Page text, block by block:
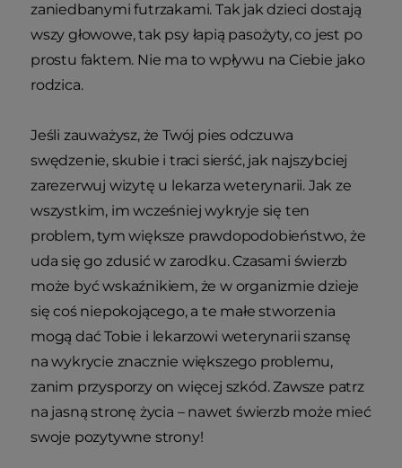
zaniedbanymi futrzakami. Tak jak dzieci dostają
wszy głowowe, tak psy łapią pasożyty, co jest po
prostu faktem. Nie ma to wpływu na Ciebie jako
rodzica.
Jeśli zauważysz, że Twój pies odczuwa
swędzenie, skubie i traci sierść, jak najszybciej
zarezerwuj wizytę u lekarza weterynarii. Jak ze
wszystkim, im wcześniej wykryje się ten
problem, tym większe prawdopodobieństwo, że
uda się go zdusić w zarodku. Czasami świerzb
może być wskaźnikiem, że w organizmie dzieje
się coś niepokojącego, a te małe stworzenia
mogą dać Tobie i lekarzowi weterynarii szansę
na wykrycie znacznie większego problemu,
zanim przysporzy on więcej szkód. Zawsze patrz
na jasną stronę życia – nawet świerzb może mieć
swoje pozytywne strony!